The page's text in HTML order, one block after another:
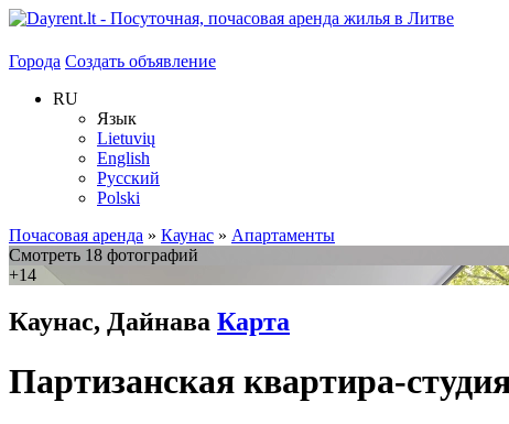
Города Создать объявление
RU
Язык
Lietuvių
English
Русский
Polski
Почасовая аренда » Каунас » Апартаменты
Смотреть 18 фотографий
+14
Каунас, Дайнава Карта
Партизанская квартира-